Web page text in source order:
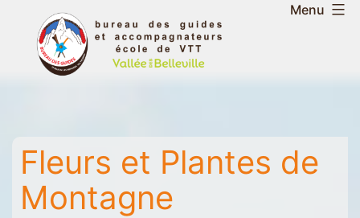
contenuBureau
des
de
la
vallée
Menu
Fleurs et Plantes de
Montagne